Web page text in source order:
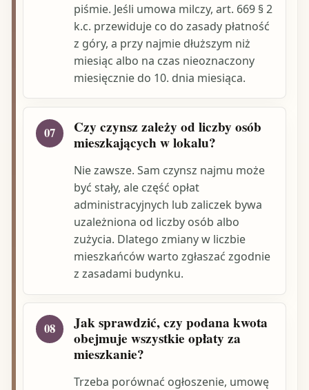
piśmie. Jeśli umowa milczy, art. 669 § 2
k.c. przewiduje co do zasady płatność
z góry, a przy najmie dłuższym niż
miesiąc albo na czas nieoznaczony
miesięcznie do 10. dnia miesiąca.
07
Czy czynsz zależy od liczby osób
mieszkających w lokalu?
Nie zawsze. Sam czynsz najmu może
być stały, ale część opłat
administracyjnych lub zaliczek bywa
uzależniona od liczby osób albo
zużycia. Dlatego zmiany w liczbie
mieszkańców warto zgłaszać zgodnie
z zasadami budynku.
08
Jak sprawdzić, czy podana kwota
obejmuje wszystkie opłaty za
mieszkanie?
Trzeba porównać ogłoszenie, umowę